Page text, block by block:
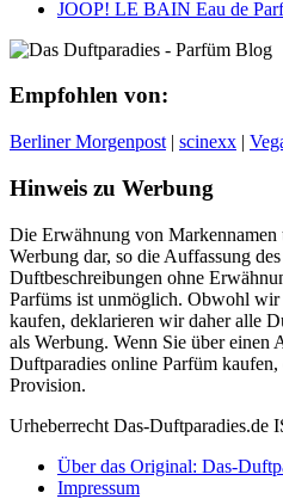
JOOP! LE BAIN Eau de
Empfohlen von:
Berliner Morgenpost | scinexx |
Hinweis zu Werbung
Die Erwähnung von Markennamen
Werbung dar, so die Auffassung des
Duftbeschreibungen ohne
Parfüms ist unmöglich. Obwohl
kaufen, deklarieren wir daher alle
als Werbung. Wenn Sie über
Duftparadies online Parfüm
Provision.
Urheberrecht Das-Duftparadies.de
Über das Original: Das-
Impressum